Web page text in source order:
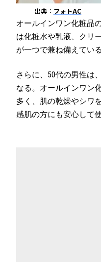
出典： フォトAC
オールインワン化粧品
は化粧水や乳液、クリ
が一つで兼ね備えてい
さらに、50代の男性は
なる。オールインワン
多く、肌の乾燥やシワ
感肌の方にも安心して